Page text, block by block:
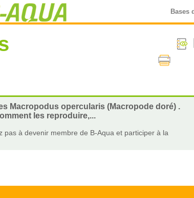
Bases
Macropodus opercularis (Macropode doré) .
les reproduire,...
à devenir membre de B-Aqua et participer à la